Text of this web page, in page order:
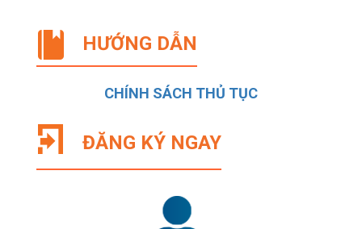
HƯỚNG DẪN
CHÍNH SÁCH THỦ TỤC
ĐĂNG KÝ NGAY